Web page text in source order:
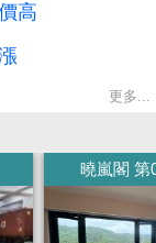
高
更多...
曉嵐閣 第